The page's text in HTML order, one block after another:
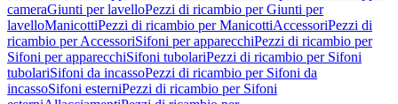
cameraGiunti per lavelloPezzi di ricambio per Giunti per
lavelloManicottiPezzi di ricambio per ManicottiAccessoriPezzi di
ricambio per AccessoriSifoni per apparecchiPezzi di ricambio per
Sifoni per apparecchiSifoni tubolariPezzi di ricambio per Sifoni
tubolariSifoni da incassoPezzi di ricambio per Sifoni da
incassoSifoni esterniPezzi di ricambio per Sifoni